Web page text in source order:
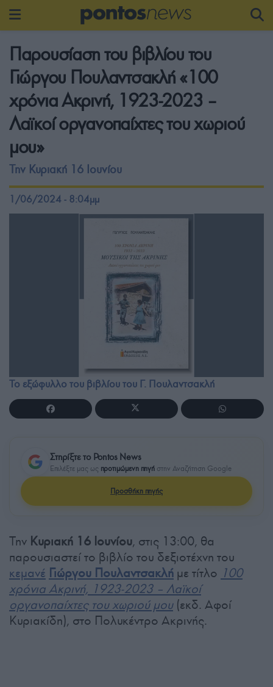
Παρουσίαση του βιβλίου του
Γιώργου Πουλαντσακλή «100
χρόνια Ακρινή, 1923-2023 –
Λαϊκοί οργανοπαίχτες του χωριού
μου»
Την Κυριακή 16 Ιουνίου
1/06/2024 - 8:04μμ
Το εξώφυλλο του βιβλίου του Γ. Πουλαντσακλή
Στηρίξτε το Pontos News
Επιλέξτε μας ως προτιμώμενη πηγή στην Αναζήτηση Google
Προσθήκη πηγής
Την Κυριακή 16 Ιουνίου, στις 13:00, θα
παρουσιαστεί το βιβλίο του δεξιοτέχνη του
κεμανέ Γιώργου Πουλαντσακλή με τίτλο 100
χρόνια Ακρινή, 1923-2023 – Λαϊκοί
οργανοπαίχτες του χωριού μου(εκδ. Αφοί
Κυριακίδη), στο Πολυκέντρο Ακρινής.